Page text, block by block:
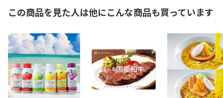
この商品を見た人は他にこんな商品も買っています